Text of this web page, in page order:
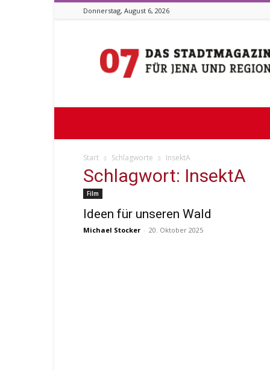
Donnerstag, August 6, 2026
07
Start Schlagworte InsektA
Schlagwort: InsektA
Film
Ideen für unseren Wald
Michael Stocker - 20. Oktober 2025